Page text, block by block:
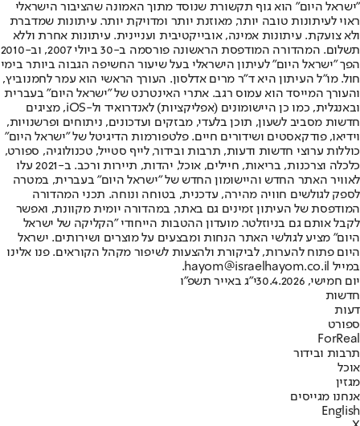
"ישראל היום" הוא גוף תקשורת שנוסד מתוך האמונה שהציבור הישראלי
ראוי לעיתונות טובה יותר, מאוזנת יותר ומדויקת יותר. עיתונות שמדברת
ולא צועקת. עיתונות אמינה, אובייקטיבית ועניינית. עיתונות אחרת וללא
תשלום. המהדורה המודפסת הראשונה פורסמה ב-30 ביולי 2007, וב-2010
הפך "ישראל היום" לעיתון הישראלי בעל שיעור החשיפה הגבוה ביותר בימי
חול. מו"ל העיתון היא ד"ר מרים אדלסון. העורך הראשי הוא עמר לחמנוביץ,
והעורך המייסד הוא עמוס רגב. אתרי האינטרנט של "ישראל היום" בעברית
ובאנגלית, כמו כן היישומונים (אפליקציות) לאנדרואיד ול-iOS, מציגים
חדשות מסביב לשעון, תוכן בלעדי, מבזקים ועדכונים, ניתוחים ופרשנויות,
וידיאו, פודקאסטים ושידורים חיים. פלטפורמות הדיגיטל של "ישראל היום"
כוללות ערוצי חדשות ודעות, תרבות ובידור, לייף סטייל, טכנולוגיה, ספורט,
כלכלה וצרכנות, בריאות, חיילים, אוכל, יהדות, תיירות ורכב. ב-2021 עלו
לאוויר האתר החדש והיישומון החדש של "ישראל היום" בעברית, במטרה
לספק לגולשים חוויה מהירה, עדכנית, בטוחה ונוחה. תכני המהדורה
המודפסת של העיתון זמינים גם באתר, במהדורה יומית מקוונת, ואפשר
לקבל אותם גם בניוזלטר. מועדון ההטבות הייחודי "הקליקה של ישראל
היום" מציע לגולשי האתר הנחות ומבצעים על מוצרים ושירותים. ישראל
היום פתוח להערות, לביקורת ולהצעות לשיפור מקהל הקוראים. פנו אלינו
במייל hayom@israelhayom.co.il.
יום חמישי, 30.4.2026
י"ג באייר תשפ"ו
חדשות
דעות
ספורט
ForReal
תרבות ובידור
אוכל
מגזין
אנחנו מגייסים
English